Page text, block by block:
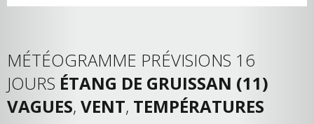
MÉTÉOGRAMME PRÉVISIONS 16
JOURS ÉTANG DE GRUISSAN (11)
VAGUES, VENT, TEMPÉRATURES